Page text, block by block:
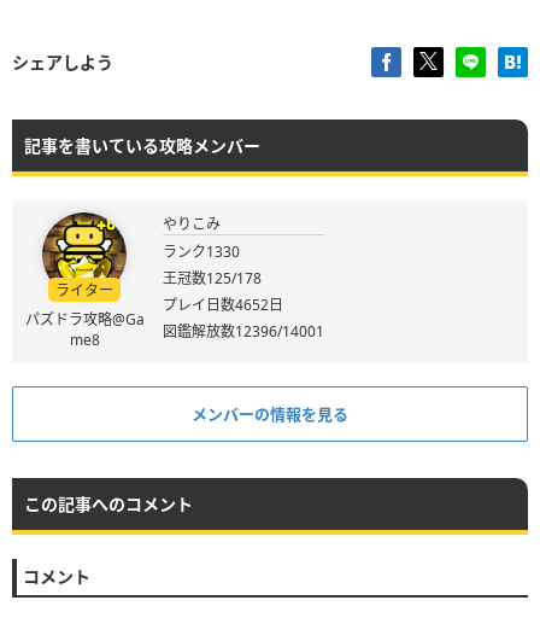
シェアしよう
記事を書いている攻略メンバー
ライター
パズドラ攻略@Ga
me8
やりこみ
ランク1330
王冠数125/178
プレイ日数4652日
図鑑解放数12396/14001
メンバーの情報を見る
この記事へのコメント
コメント